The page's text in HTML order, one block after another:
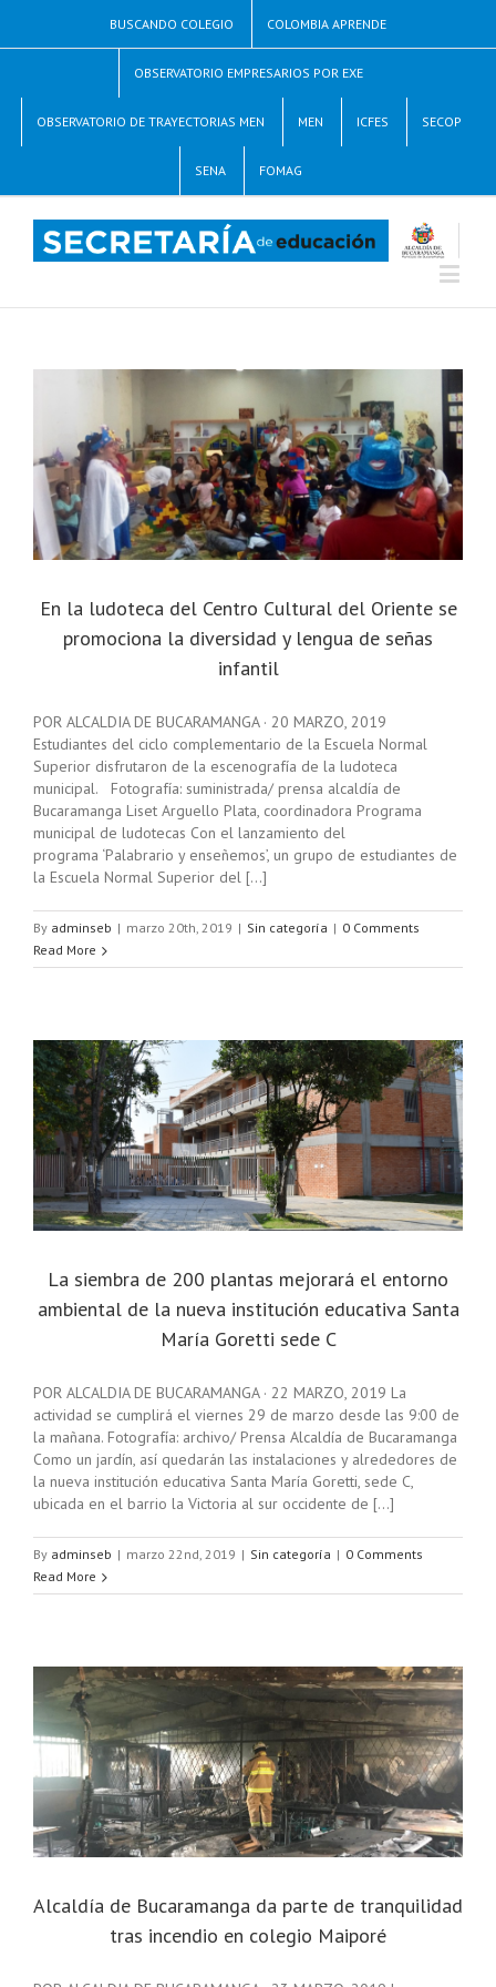
BUSCANDO COLEGIO COLOMBIA APRENDE
OBSERVATORIO EMPRESARIOS POR EXE
OBSERVATORIO DE TRAYECTORIAS MEN MEN ICFES SECOP
SENA FOMAG
En la ludoteca del Centro Cultural del Oriente se
promociona la diversidad y lengua de señas
infantil
POR ALCALDIA DE BUCARAMANGA · 20 MARZO, 2019
Estudiantes del ciclo complementario de la Escuela Normal
Superior disfrutaron de la escenografía de la ludoteca
municipal. Fotografía: suministrada/ prensa alcaldía de
Bucaramanga Liset Arguello Plata, coordinadora Programa
municipal de ludotecas Con el lanzamiento del
programa ‘Palabrario y enseñemos’, un grupo de estudiantes de
la Escuela Normal Superior del [...]
By adminseb | marzo 20th, 2019 | Sin categoría | 0 Comments
Read More
La siembra de 200 plantas mejorará el entorno
ambiental de la nueva institución educativa Santa
María Goretti sede C
POR ALCALDIA DE BUCARAMANGA · 22 MARZO, 2019 La
actividad se cumplirá el viernes 29 de marzo desde las 9:00 de
la mañana. Fotografía: archivo/ Prensa Alcaldía de Bucaramanga
Como un jardín, así quedarán las instalaciones y alrededores de
la nueva institución educativa Santa María Goretti, sede C,
ubicada en el barrio la Victoria al sur occidente de [...]
By adminseb | marzo 22nd, 2019 | Sin categoría | 0 Comments
Read More
Alcaldía de Bucaramanga da parte de tranquilidad
tras incendio en colegio Maiporé